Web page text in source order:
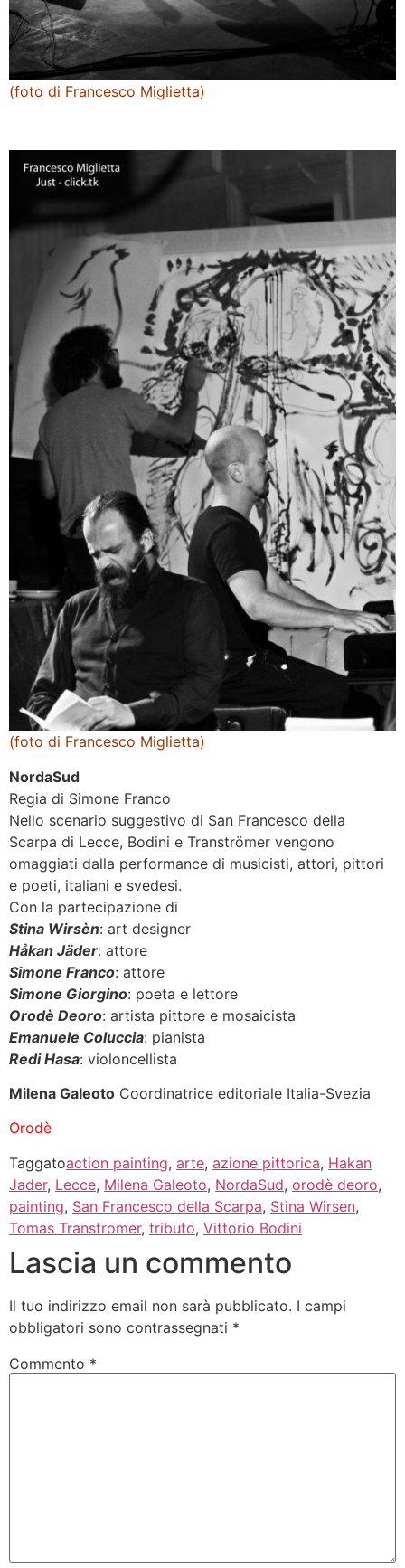
(foto di Francesco Miglietta)
(foto di Francesco Miglietta)
NordaSud
Regia di Simone Franco
Nello scenario suggestivo di San Francesco della
Scarpa di Lecce, Bodini e Tranströmer vengono
omaggiati dalla performance di musicisti, attori, pittori
e poeti, italiani e svedesi.
Con la partecipazione di
Stina Wirsèn: art designer
Håkan Jäder: attore
Simone Franco: attore
Simone Giorgino: poeta e lettore
Orodè Deoro: artista pittore e mosaicista
Emanuele Coluccia: pianista
Redi Hasa: violoncellista
Milena Galeoto Coordinatrice editoriale Italia-Svezia
Orodè
Taggatoaction painting, arte, azione pittorica, Hakan
Jader, Lecce, Milena Galeoto, NordaSud, orodè deoro,
painting, San Francesco della Scarpa, Stina Wirsen,
Tomas Transtromer, tributo, Vittorio Bodini
Lascia un commento
Il tuo indirizzo email non sarà pubblicato. I campi
obbligatori sono contrassegnati *
Commento *